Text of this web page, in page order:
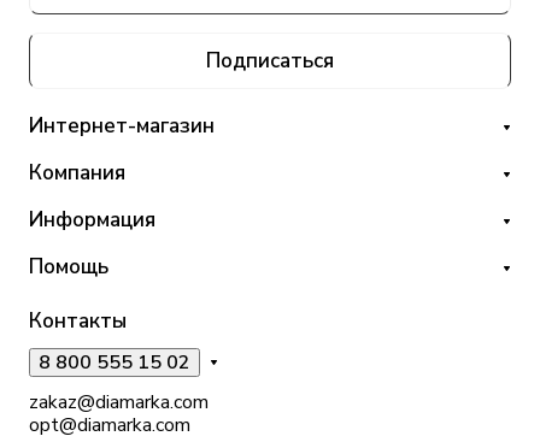
Подписаться
Интернет-магазин
Компания
Информация
Помощь
Контакты
8 800 555 15 02
zakaz@diamarka.com
opt@diamarka.com